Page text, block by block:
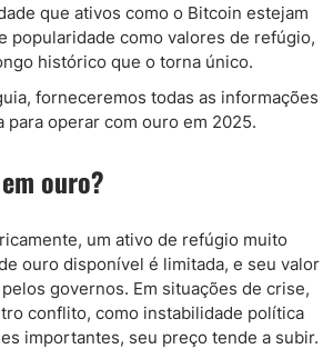
que ativos como o Bitcoin estejam
popularidade como valores de refúgio,
histórico que o torna único.
forneceremos todas as informações
para operar com ouro em 2025.
ouro?
um ativo de refúgio muito
ouro disponível é limitada, e seu valor
governos. Em situações de crise,
conflito, como instabilidade política
importantes, seu preço tende a subir.